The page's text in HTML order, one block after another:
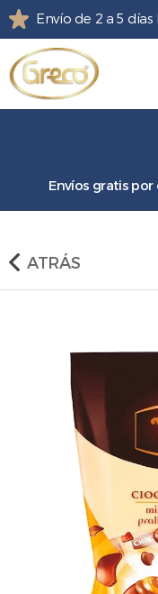
Envío de 2 a 5 días
Envíos gratis
ATRÁS